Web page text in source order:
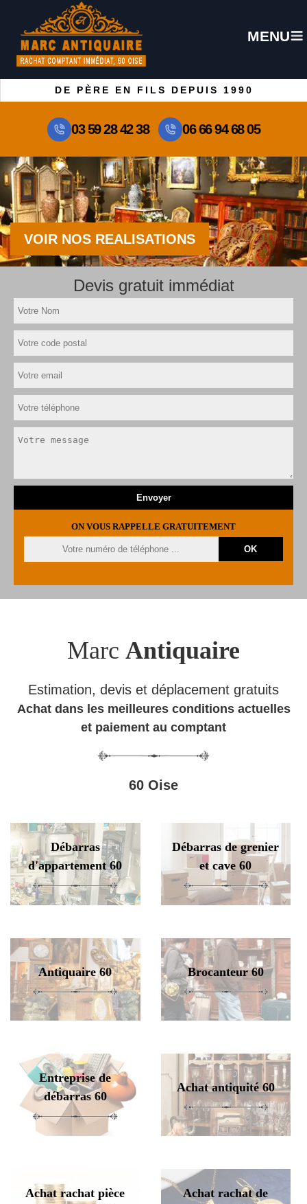
MENU
DE PÈRE EN FILS DEPUIS 1990
03 59 28 42 38 06 66 94 68 05
VOIR NOS REALISATIONS
Devis gratuit immédiat
ON VOUS RAPPELLE GRATUITEMENT
Marc Antiquaire
Estimation, devis et déplacement gratuits
Achat dans les meilleures conditions actuelles
et paiement au comptant
60 Oise
Débarras
d'appartement 60
Débarras de grenier
et cave 60
Antiquaire 60 Brocanteur 60
Entreprise de
débarras 60
Achat antiquité 60
Achat rachat pièce
Achat rachat de